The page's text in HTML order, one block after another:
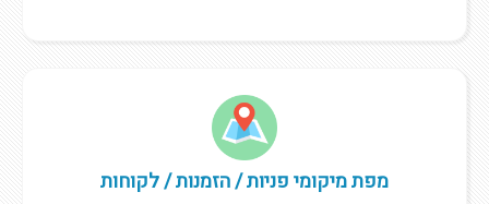
מפת מיקומי פניות / הזמנות / לקוחות